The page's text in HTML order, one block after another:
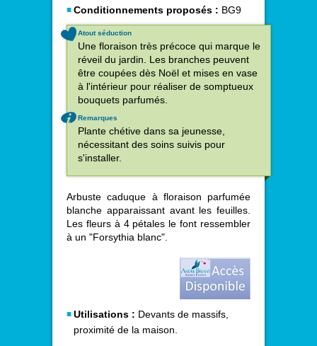
Conditionnements proposés : BG9
Atout séduction
Une floraison très précoce qui marque le
réveil du jardin. Les branches peuvent
être coupées dès Noël et mises en vase
à l'intérieur pour réaliser de somptueux
bouquets parfumés.
Remarques
Plante chétive dans sa jeunesse,
nécessitant des soins suivis pour
s'installer.
Arbuste caduque à floraison parfumée
blanche apparaissant avant les feuilles.
Les fleurs à 4 pétales le font ressembler
à un "Forsythia blanc".
Utilisations : Devants de massifs,
proximité de la maison.